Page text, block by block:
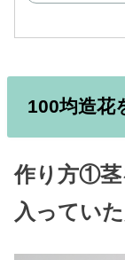
100均造花
作り方①
入ってい